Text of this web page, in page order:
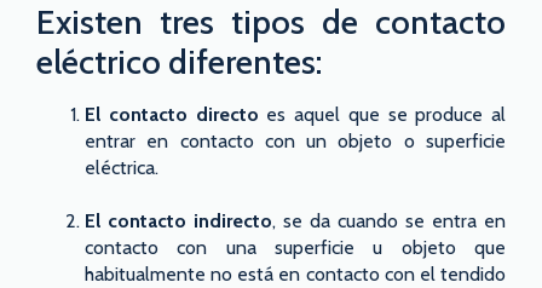
Existen tres tipos de contacto
eléctrico diferentes:
El contacto directo es aquel que se produce al
entrar en contacto con un objeto o superficie
eléctrica.
El contacto indirecto, se da cuando se entra en
contacto con una superficie u objeto que
habitualmente no está en contacto con el tendido